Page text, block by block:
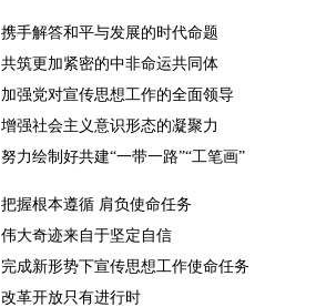
携手解答和平与发展的时代命题
共筑更加紧密的中非命运共同体
加强党对宣传思想工作的全面领导
增强社会主义意识形态的凝聚力
努力绘制好共建“一带一路”“工笔画”
把握根本遵循 肩负使命任务
伟大奇迹来自于坚定自信
完成新形势下宣传思想工作使命任务
改革开放只有进行时